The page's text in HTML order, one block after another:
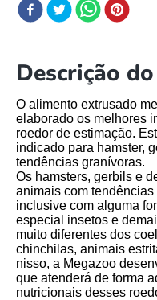
Descrição
O alimento extrusado
elaborado os melhores
roedor de estimação.
indicado para hamster,
tendências granívoras.
Os hamsters, gerbils e
animais com
inclusive com alguma
especial insetos e
muito diferentes dos
chinchilas, animais
nisso, a Megazoo
que atenderá de forma
nutricionais desses